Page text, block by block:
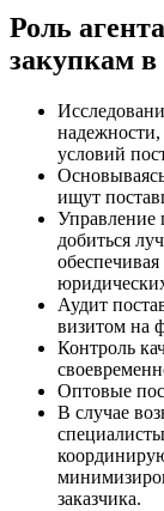
Роль
закупкам в
условий
ищут
Управление
добиться
Аудит
визитом на
Контроль
Оптовые
В случае
заказчика.